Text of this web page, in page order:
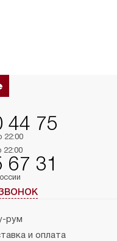
44 75
22:00
22:00
67 31
рум
и оплата